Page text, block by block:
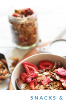
SNACKS &